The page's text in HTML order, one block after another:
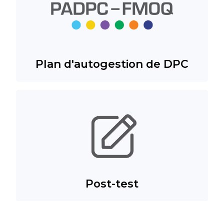
Plan d'autogestion de DPC
Post-test